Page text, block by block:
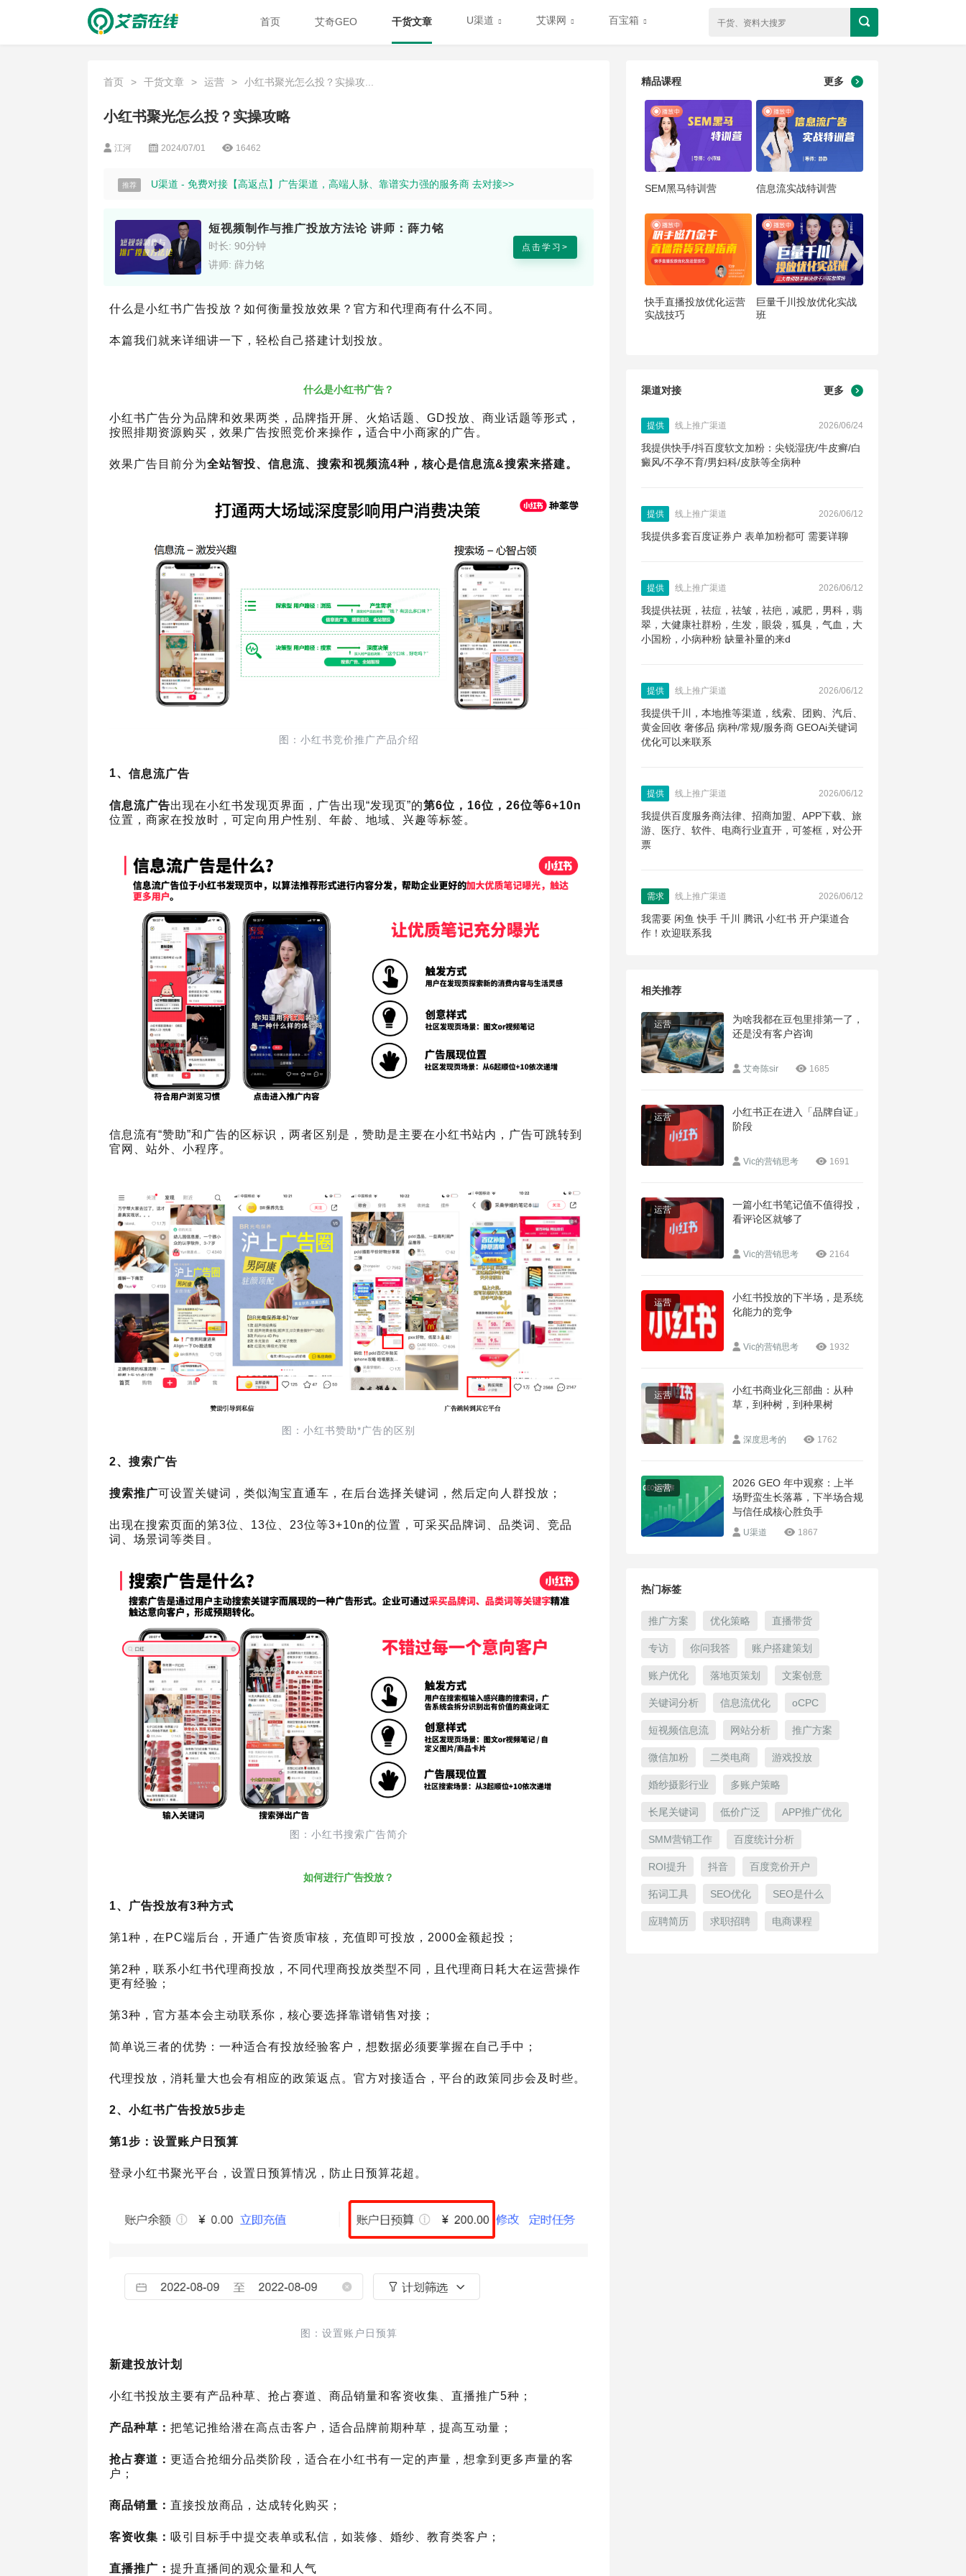
首页 艾奇GEO 干货文章 U渠道 艾课网 百宝箱
首页 > 干货文章 > 运营 > 小红书聚光怎么投？实操攻...
小红书聚光怎么投？实操攻略
江河 2024/07/01 16462
推荐 U渠道 - 免费对接【高返点】广告渠道，高端人脉、靠谱实力强的服务商 去对接>>
短视频制作与推广投放方法论 讲师：薛力铭
时长: 90分钟
讲师: 薛力铭
点击学习>
什么是小红书广告投放？如何衡量投放效果？官方和代理商有什么不同。
本篇我们就来详细讲一下，轻松自己搭建计划投放。
什么是小红书广告？
小红书广告分为品牌和效果两类，品牌指开屏、火焰话题、GD投放、商业话题等形式，
按照排期资源购买，效果广告按照竞价来操作 ， 适合中小商家的广告。
效果广告目前分为全站智投、信息流、搜索和视频流4种，核心是信息流&搜索来搭建。
图：小红书竞价推广产品介绍
1、 信息流广告
信息流广告出现在小红书发现页界面，广告出现“发现页”的第6位，16位，26位等6+10n
位置，商家在投放时，可定向用户性别、年龄、地域、兴趣等标签。
信息流有“赞助”和广告的区标识，两者区别是，赞助是主要在小红书站内，广告可跳转到
官网、站外、小程序。
图：小红书赞助*广告的区别
2、搜索广告
搜索推广可设置关键词，类似淘宝直通车，在后台选择关键词，然后定向人群投放；
出现在搜索页面的第3位、13位、23位等3+10n的位置，可采买品牌词、品类词、竞品
词、场景词等类目。
图：小红书搜索广告简介
如何进行广告投放？
1、广告投放有3种方式
第1种，在PC端后台，开通广告资质审核，充值即可投放，2000金额起投；
第2种，联系小红书代理商投放，不同代理商投放类型不同，且代理商日耗大在运营操作
更有经验；
第3种，官方基本会主动联系你，核心要选择靠谱销售对接；
简单说三者的优势：一种适合有投放经验客户，想数据必须要掌握在自己手中；
代理投放，消耗量大也会有相应的政策返点。官方对接适合，平台的政策同步会及时些。
2、小红书广告投放5步走
第1步：设置账户日预算
登录小红书聚光平台，设置日预算情况，防止日预算花超。
图：设置账户日预算
新建投放计划
小红书投放主要有产品种草、抢占赛道、商品销量和客资收集、直播推广5种；
产品种草： 把笔记推给潜在高点击客户，适合品牌前期种草，提高互动量；
抢占赛道： 更适合抢细分品类阶段，适合在小红书有一定的声量，想拿到更多声量的客
户；
商品销量： 直接投放商品，达成转化购买；
客资收集： 吸引目标手中提交表单或私信，如装修、婚纱、教育类客户；
直播推广： 提升直播间的观众量和人气
精品课程 更多
SEM黑马特训营 信息流实战特训营
快手直播投放优化运营
实战技巧
巨量千川投放优化实战
班
渠道对接 更多
提供 线上推广渠道 2026/06/24
我提供快手/抖百度软文加粉：尖锐湿疣/牛皮癣/白
癜风/不孕不育/男妇科/皮肤等全病种
提供 线上推广渠道 2026/06/12
我提供多套百度证券户 表单加粉都可 需要详聊
提供 线上推广渠道 2026/06/12
我提供祛斑，祛痘，祛皱，祛疤，减肥，男科，翡
翠，大健康社群粉，生发，眼袋，狐臭，气血，大
小国粉，小病种粉 缺量补量的来d
提供 线上推广渠道 2026/06/12
我提供千川，本地推等渠道，线索、团购、汽后、
黄金回收 奢侈品 病种/常规/服务商 GEOAi关键词
优化可以来联系
提供 线上推广渠道 2026/06/12
我提供百度服务商法律、招商加盟、APP下载、旅
游、医疗、软件、电商行业直开，可签框，对公开
票
需求 线上推广渠道 2026/06/12
我需要 闲鱼 快手 千川 腾讯 小红书 开户渠道合
作！欢迎联系我
相关推荐
运营
为啥我都在豆包里排第一了，
还是没有客户咨询
艾奇陈sir 1685
运营
小红书正在进入「品牌自证」
阶段
Vic的营销思考 1691
运营
一篇小红书笔记值不值得投，
看评论区就够了
Vic的营销思考 2164
运营
小红书投放的下半场，是系统
化能力的竞争
Vic的营销思考 1932
运营
小红书商业化三部曲：从种
草，到种树，到种果树
深度思考的 1762
运营
2026 GEO 年中观察：上半
场野蛮生长落幕，下半场合规
与信任成核心胜负手
U渠道 1867
热门标签
推广方案 优化策略 直播带货
专访 你问我答 账户搭建策划
账户优化 落地页策划 文案创意
关键词分析 信息流优化 oCPC
短视频信息流 网站分析 推广方案
微信加粉 二类电商 游戏投放
婚纱摄影行业 多账户策略
长尾关键词 低价广泛 APP推广优化
SMM营销工作 百度统计分析
ROI提升 抖音 百度竞价开户
拓词工具 SEO优化 SEO是什么
应聘简历 求职招聘 电商课程